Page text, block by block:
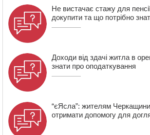
13:40 На Кам’янщині сталася масштабна
сміттєзвалища
Не вистачає стажу для
докупити та що потрібно
Доходи від здачі житла в
знати про оподаткування
“єЯсла”: жителям Черкащини
отримати допомогу для